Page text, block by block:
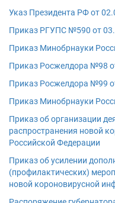
Указ Президента РФ от
Приказ РГУПС №590 от
Приказ Минобрнауки
Приказ Росжелдора №98
Приказ Росжелдора №99
Приказ Минобрнауки
Приказ об организации
распространения новой
Российской Федерации
Приказ об усилении
(профилактических)
новой короновирусной